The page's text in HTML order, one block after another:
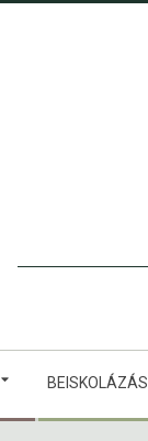
BEISKOLÁZÁS